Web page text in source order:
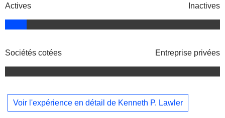
Actives Inactives
Sociétés cotées Entreprise privées
Voir l'expérience en détail de Kenneth P. Lawler